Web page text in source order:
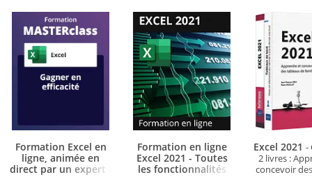
Formation Excel en
ligne, animée en
direct par un expert
Formation en ligne
Excel 2021 - Toutes
les fonctionnalités
Excel 2021 -
2 livres :
concevoir